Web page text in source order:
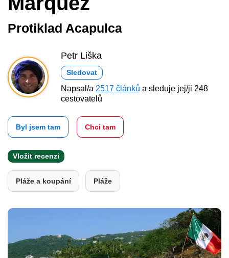
Protiklad Acapulca
Petr Liška
Sledovat
Napsal/a 2517 článků a sleduje jej/ji 248
cestovatelů
Byl jsem tam Chci tam
Vložit recenzi
Pláže a koupání Pláže